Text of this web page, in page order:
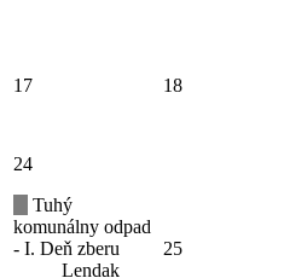
17 18
24
Tuhý
komunálny odpad
- I. Deň zberu
Lendak
25